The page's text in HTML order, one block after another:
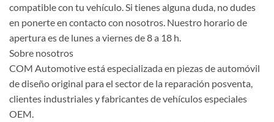
compatible con tu vehículo. Si tienes alguna duda, no dudes
en ponerte en contacto con nosotros. Nuestro horario de
apertura es de lunes a viernes de 8 a 18 h.
Sobre nosotros
COM Automotive está especializada en piezas de automóvil
de diseño original para el sector de la reparación posventa,
clientes industriales y fabricantes de vehículos especiales
OEM.